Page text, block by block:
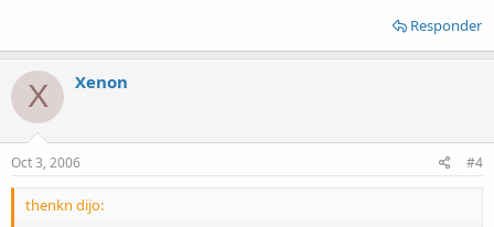
Responder
X Xenon
Oct 3, 2006 #4
thenkn dijo: